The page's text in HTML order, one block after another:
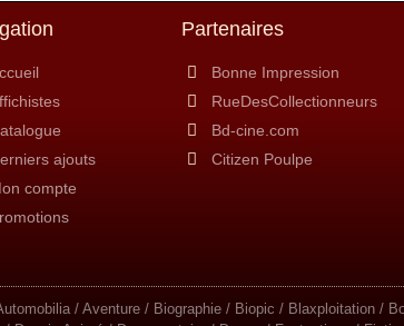
ajouts
compte
Partenaires
Bonne Impression
RueDesCollectionneurs
Bd-cine.com
Citizen Poulpe
/ Aventure / Biographie / Biopic / Blaxploitation /